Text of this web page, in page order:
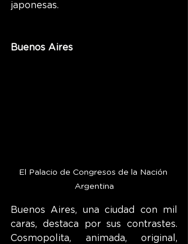
japonesas.
Buenos Aires
El Palacio de Congresos de la Nación
Argentina
Buenos Aires, una ciudad con mil
caras, destaca por sus contrastes.
Cosmopolita, animada, original,